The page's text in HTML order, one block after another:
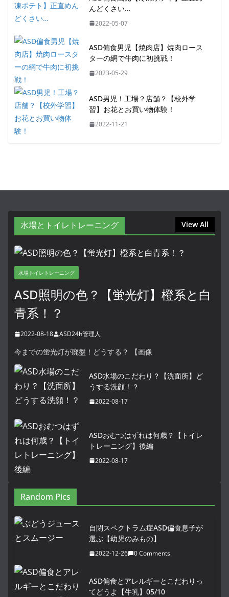
んどくさい…
2022-05-07
ASD偏食男児【焼肉店】焼肉ロース
ターの網で牛肉に初挑戦！
2023-05-29
ASD男児！工場？店舗？【校外学
習】お花とお買い物体験！
2022-11-21
水場とトイレトレーニング View All
水場トイレトレーニング
ASD照明の色？【蛍光灯】橙系と白
青系！？
2022-08-18 ASD24h管理人
今までの蛍光灯が廃盤！どうする？ 【画像
ASD水場のこだわり？【洗面所】ど
うする洗顔！？
2022-08-17
ASDおむつはずれは何歳？【トイレ
トレーニング】後編
2022-08-17
Random Pics
自閉スペクトラム症ASD偏食息子が
選ぶ【幼児のみもの】
2022-12-26 0 Comments
ASD偏食とアレルギーとこだわりっ
てどうよ【牛乳】05/10